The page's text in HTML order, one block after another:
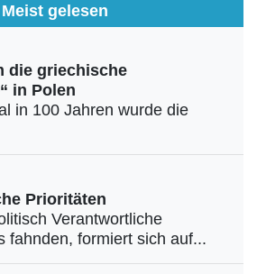
Meist gelesen
die griechische
in Polen
in 100 Jahren wurde die
Prioritäten
Verantwortliche
fahnden, formiert sich auf...